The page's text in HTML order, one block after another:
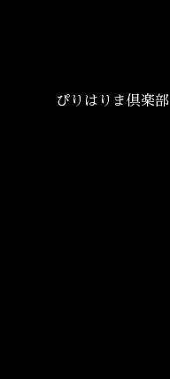
ぴりはりま倶楽部